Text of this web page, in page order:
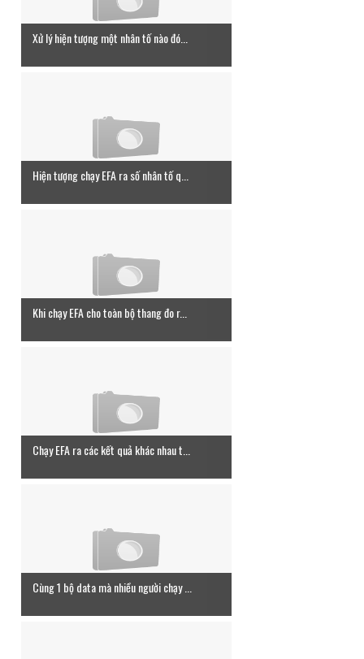
Xử lý hiện tượng một nhân tố nào đó...
Hiện tượng chạy EFA ra số nhân tố q...
Khi chạy EFA cho toàn bộ thang đo r...
Chạy EFA ra các kết quả khác nhau t...
Cùng 1 bộ data mà nhiều người chạy ...